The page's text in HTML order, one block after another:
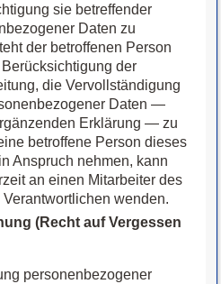
sie betreffender
Daten zu
der betroffenen Person
der
die Vervollständigung
Daten —
Erklärung — zu
betroffene Person dieses
Anspruch nehmen, kann
an einen Mitarbeiter des
wenden.
(Recht auf Vergessen
personenbezogener